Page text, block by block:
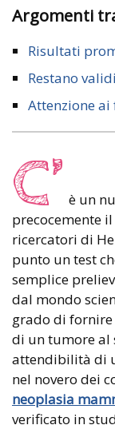
Argomenti
Risultati
Restano
Attenzione
C’ è un
precocemente
ricercatori di
punto un test
semplice
dal mondo
grado di fornire
di un tumore al
attendibilità di
nel novero dei
neoplasia
verificato in